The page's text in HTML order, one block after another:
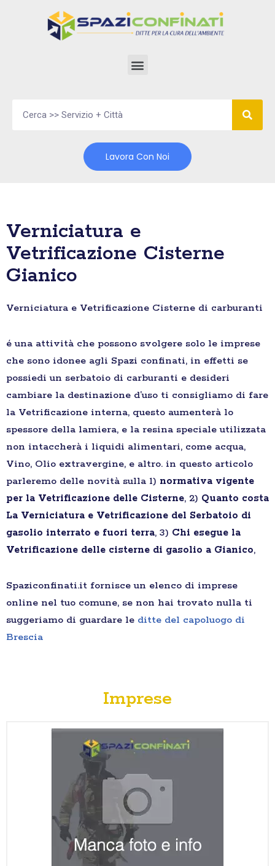
Lavora Con Noi
Verniciatura e
Vetrificazione Cisterne
Gianico
Verniciatura e Vetrificazione Cisterne di carburanti
é una attività che possono svolgere solo le imprese
che sono idonee agli Spazi confinati, in effetti se
possiedi un serbatoio di carburanti e desideri
cambiare la destinazione d’uso ti consigliamo di fare
la Vetrificazione interna, questo aumenterà lo
spessore della lamiera, e la resina speciale utilizzata
non intaccherà i liquidi alimentari, come acqua,
Vino, Olio extravergine, e altro. in questo articolo
parleremo delle novità sulla 1) normativa vigente
per la Vetrificazione delle Cisterne, 2) Quanto costa
La Verniciatura e Vetrificazione del Serbatoio di
gasolio interrato e fuori terra, 3) Chi esegue la
Vetrificazione delle cisterne di gasolio a Gianico,
Spaziconfinati.it fornisce un elenco di imprese
online nel tuo comune, se non hai trovato nulla ti
suggeriamo di guardare le ditte del capoluogo di
Brescia
Imprese